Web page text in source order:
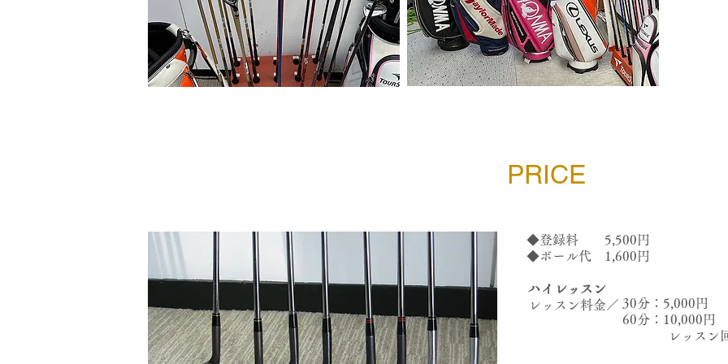
PRICE
◆登録料 5,500円
◆ボール代 1,600円
ハイレッスン
レッスン料金／ 30分：5,000円
60分：10,000円
レッスン回